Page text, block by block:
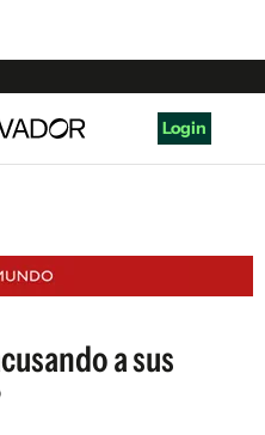
Login
a sus